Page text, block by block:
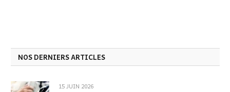
NOS DERNIERS ARTICLES
15 JUIN 2026